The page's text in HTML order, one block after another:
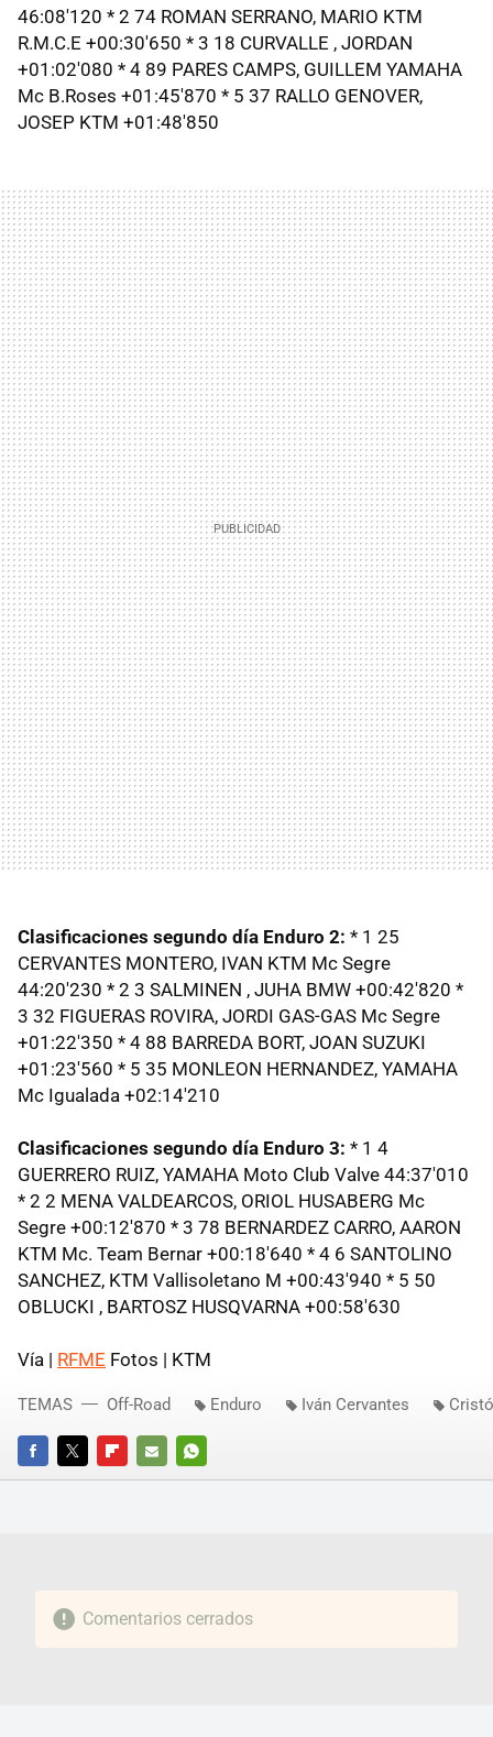
46:08'120 * 2 74 ROMAN SERRANO, MARIO KTM
R.M.C.E +00:30'650 * 3 18 CURVALLE , JORDAN
+01:02'080 * 4 89 PARES CAMPS, GUILLEM YAMAHA
Mc B.Roses +01:45'870 * 5 37 RALLO GENOVER,
JOSEP KTM +01:48'850
Clasificaciones segundo día Enduro 2: * 1 25
CERVANTES MONTERO, IVAN KTM Mc Segre
44:20'230 * 2 3 SALMINEN , JUHA BMW +00:42'820 *
3 32 FIGUERAS ROVIRA, JORDI GAS-GAS Mc Segre
+01:22'350 * 4 88 BARREDA BORT, JOAN SUZUKI
+01:23'560 * 5 35 MONLEON HERNANDEZ, YAMAHA
Mc Igualada +02:14'210
Clasificaciones segundo día Enduro 3: * 1 4
GUERRERO RUIZ, YAMAHA Moto Club Valve 44:37'010
* 2 2 MENA VALDEARCOS, ORIOL HUSABERG Mc
Segre +00:12'870 * 3 78 BERNARDEZ CARRO, AARON
KTM Mc. Team Bernar +00:18'640 * 4 6 SANTOLINO
SANCHEZ, KTM Vallisoletano M +00:43'940 * 5 50
OBLUCKI , BARTOSZ HUSQVARNA +00:58'630
Vía | RFME Fotos | KTM
FACEBOOKTWITTERFLIPBOARD
E-
WHATSAPP
TEMAS Off-Road Enduro Iván Cervantes
Comentarios cerrados